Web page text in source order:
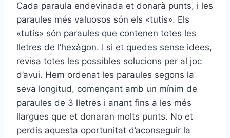
Cada paraula endevinada et donarà punts, i les
paraules més valuosos són els «tutis». Els
«tutis» són paraules que contenen totes les
lletres de l’hexàgon. I si et quedes sense idees,
revisa totes les possibles solucions per al joc
d’avui. Hem ordenat les paraules segons la
seva longitud, començant amb un mínim de
paraules de 3 lletres i anant fins a les més
llargues que et donaran molts punts. No et
perdis aquesta oportunitat d’aconseguir la